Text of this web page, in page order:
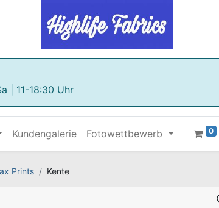
| 11-18:30 Uhr
Kundengalerie Fotowettbewerb 0
Prints Kente